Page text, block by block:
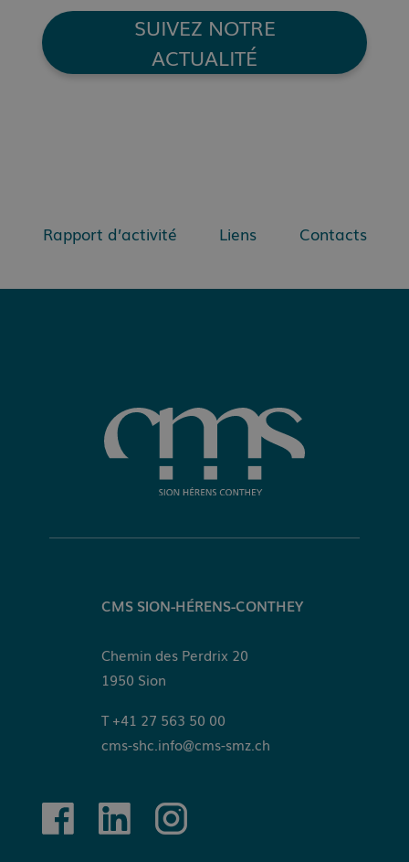
SUIVEZ NOTRE
ACTUALITÉ
Rapport d’activité Liens Contacts
CMS SION-HÉRENS-CONTHEY
Chemin des Perdrix 20
1950 Sion
+41 27 563 50 00
cms-shc.info@cms-smz.ch